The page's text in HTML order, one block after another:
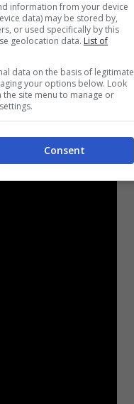
information from your device
data) may be stored by,
or used specifically by this
geolocation data. List of
data on the basis of legitimate
your options below. Look
site menu to manage or
Consent